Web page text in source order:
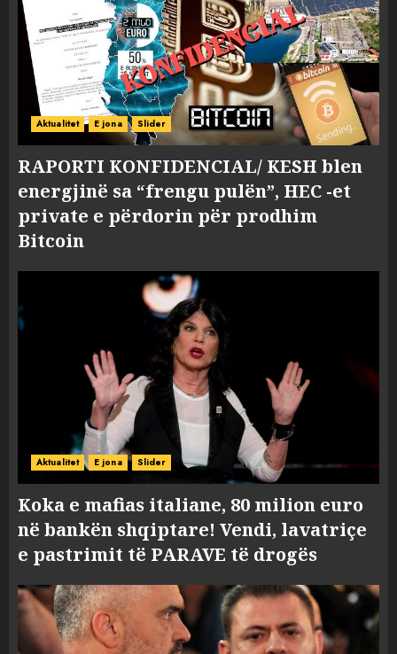
Aktualitet E jona Slider
RAPORTI KONFIDENCIAL/ KESH blen
energjinë sa “frengu pulën”, HEC -et
private e përdorin për prodhim
Bitcoin
Aktualitet E jona Slider
Koka e mafias italiane, 80 milion euro
në bankën shqiptare! Vendi, lavatriçe
e pastrimit të PARAVE të drogës